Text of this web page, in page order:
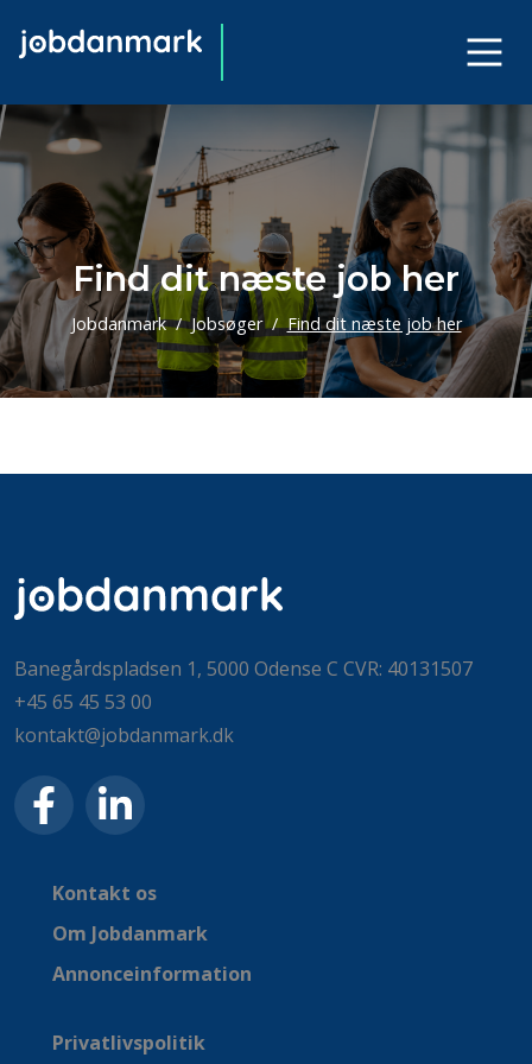
Find dit næste job her
Jobdanmark Jobsøger Find dit næste job her
Banegårdspladsen 1, 5000 Odense C CVR: 40131507
+45 65 45 53 00
kontakt@jobdanmark.dk
Kontakt os
Om Jobdanmark
Annonceinformation
Privatlivspolitik